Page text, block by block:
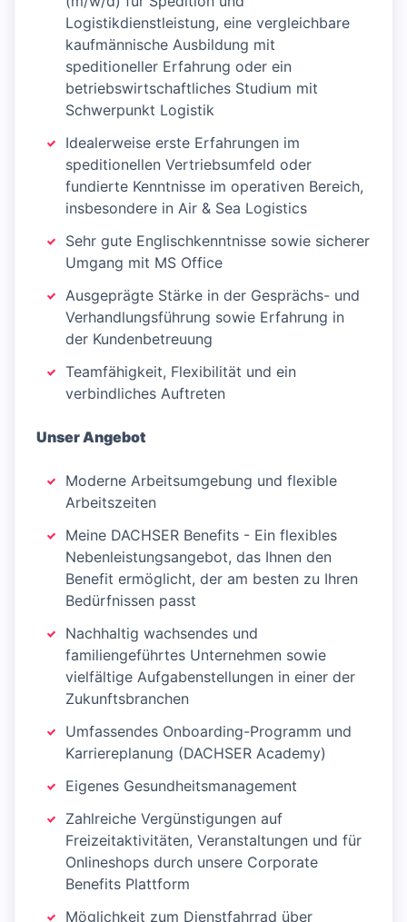
Logistikdienstleistung, eine vergleichbare
kaufmännische Ausbildung mit
speditioneller Erfahrung oder ein
betriebswirtschaftliches Studium mit
Schwerpunkt Logistik
Idealerweise erste Erfahrungen im
speditionellen Vertriebsumfeld oder
fundierte Kenntnisse im operativen Bereich,
insbesondere in Air & Sea Logistics
Sehr gute Englischkenntnisse sowie sicherer
Umgang mit MS Office
Ausgeprägte Stärke in der Gesprächs- und
Verhandlungsführung sowie Erfahrung in
der Kundenbetreuung
Teamfähigkeit, Flexibilität und ein
verbindliches Auftreten
Unser Angebot
Moderne Arbeitsumgebung und flexible
Arbeitszeiten
Meine DACHSER Benefits - Ein flexibles
Nebenleistungsangebot, das Ihnen den
Benefit ermöglicht, der am besten zu Ihren
Bedürfnissen passt
Nachhaltig wachsendes und
familiengeführtes Unternehmen sowie
vielfältige Aufgabenstellungen in einer der
Zukunftsbranchen
Umfassendes Onboarding-Programm und
Karriereplanung (DACHSER Academy)
Eigenes Gesundheitsmanagement
Zahlreiche Vergünstigungen auf
Freizeitaktivitäten, Veranstaltungen und für
Onlineshops durch unsere Corporate
Benefits Plattform
Möglichkeit zum Dienstfahrrad über